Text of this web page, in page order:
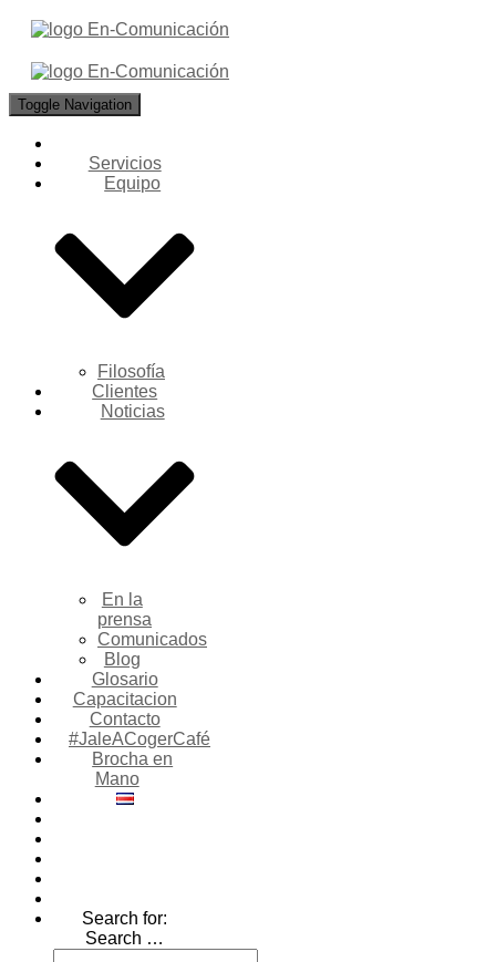
Toggle Navigation
Servicios
Equipo
Filosofía
Clientes
Noticias
En la
prensa
Comunicados
Blog
Glosario
Capacitacion
Contacto
#JaleACogerCafé
Brocha en
Mano
Search for:
Search …